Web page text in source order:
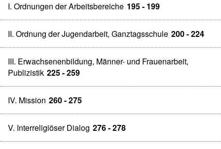
I. Ordnungen der Arbeitsbereiche 195 - 199
II. Ordnung der Jugendarbeit, Ganztagsschule 200 - 224
III. Erwachsenenbildung, Männer- und Frauenarbeit,
Publizistik 225 - 259
IV. Mission 260 - 275
V. Interreligiöser Dialog 276 - 278